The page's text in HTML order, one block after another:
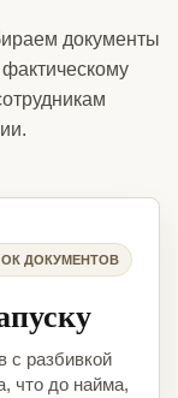
документы
ДОКУМЕНТОВ
с разбивкой
что до найма,